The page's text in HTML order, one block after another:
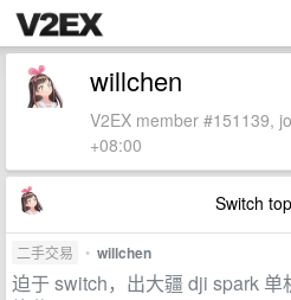
willchen
V2EX member #151139,
+08:00
Switch
二手交易 • willchen
迫于 switch，出大疆 dji spark 单